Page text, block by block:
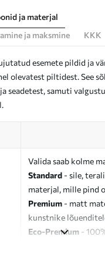
ja materjal
ja maksmine
KKK
esemete pildid ja
olevatest piltidest. See
seadetest, samuti
Valida saab kolme
Standard - sile,
materjal, mille pind
Premium - matt
kunstnike
Eco-Premium -